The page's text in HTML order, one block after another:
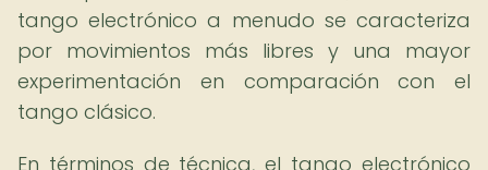
tango electrónico a menudo se caracteriza
por movimientos más libres y una mayor
experimentación en comparación con el
tango clásico.
En términos de técnica, el tango electrónico